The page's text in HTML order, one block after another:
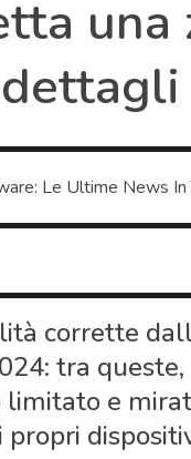
Le Ultime News
corrette
tra
e
propri